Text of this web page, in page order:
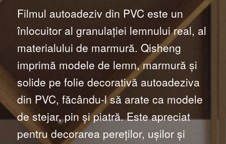
Filmul autoadeziv din PVC este un
înlocuitor al granulației lemnului real, al
materialului de marmură. Qisheng
imprimă modele de lemn, marmură și
solide pe folie decorativă autoadeziva
din PVC, făcându-l să arate ca modele
de stejar, pin și piatră. Este apreciat
pentru decorarea pereților, ușilor și